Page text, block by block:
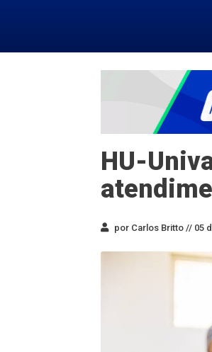
HU-
por Carlos Britto // 05